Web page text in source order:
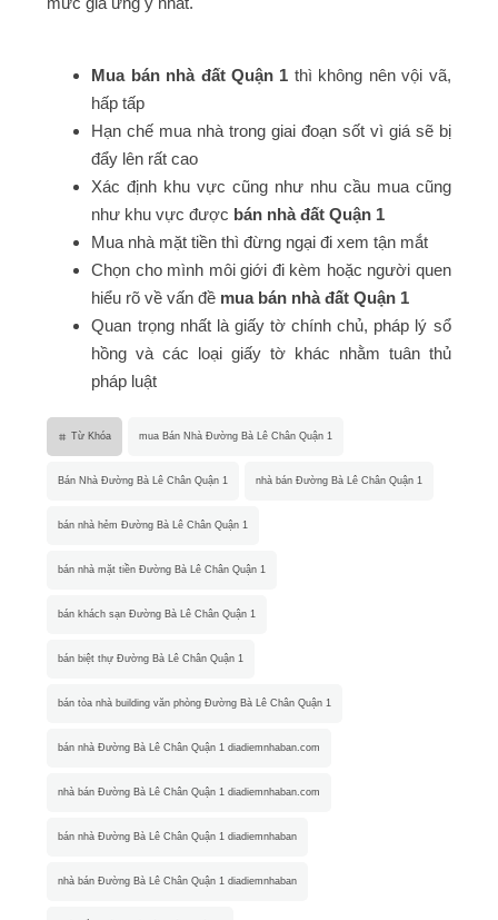
Mua bán nhà đất Quận 1 thì không nên vội vã,
hấp tấp
Hạn chế mua nhà trong giai đoạn sốt vì giá sẽ bị
đẩy lên rất cao
Xác định khu vực cũng như nhu cầu mua cũng
như khu vực được bán nhà đất Quận 1
Mua nhà mặt tiền thì đừng ngại đi xem tận mắt
Chọn cho mình môi giới đi kèm hoặc người quen
hiểu rõ về vấn đề mua bán nhà đất Quận 1
Quan trọng nhất là giấy tờ chính chủ, pháp lý sổ
hồng và các loại giấy tờ khác nhằm tuân thủ
pháp luật
Từ Khóa mua Bán Nhà Đường Bà Lê Chân Quận 1
Bán Nhà Đường Bà Lê Chân Quận 1 nhà bán Đường Bà Lê Chân Quận 1
bán nhà hẻm Đường Bà Lê Chân Quận 1
bán nhà mặt tiền Đường Bà Lê Chân Quận 1
bán khách sạn Đường Bà Lê Chân Quận 1
bán biệt thự Đường Bà Lê Chân Quận 1
bán tòa nhà building văn phòng Đường Bà Lê Chân Quận 1
bán nhà Đường Bà Lê Chân Quận 1 diadiemnhaban.com
nhà bán Đường Bà Lê Chân Quận 1 diadiemnhaban.com
bán nhà Đường Bà Lê Chân Quận 1 diadiemnhaban
nhà bán Đường Bà Lê Chân Quận 1 diadiemnhaban